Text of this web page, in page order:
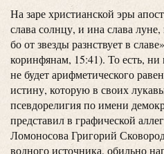
На заре христианской эры
слава солнцу, и ина слава луне,
бо от звезды разнствует в
коринфянам, 15:41). То есть, ни
не будет арифметического
истину, которую в своих
псевдорелигия по имени
представил в графической
Ломоносова Григорий
водного источника, обильно